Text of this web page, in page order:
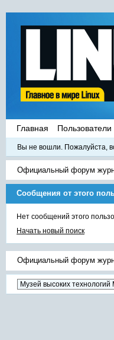
Главная Пользователи
Вы не вошли. Пожалуйста,
Официальный форум
Сообщения от этого
Нет сообщений этого
Начать новый поиск
Официальный форум